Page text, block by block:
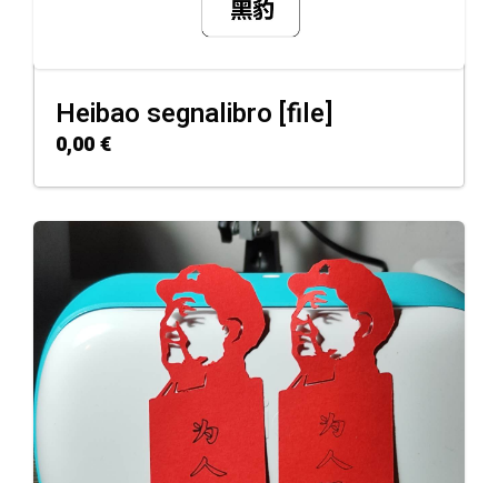
Heibao segnalibro [file]
0,00€